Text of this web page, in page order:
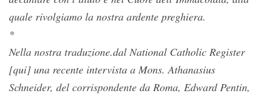
quale rivolgiamo la nostra ardente preghiera.
*
Nella nostra traduzione.dal National Catholic Register
[qui] una recente intervista a Mons. Athanasius
Schneider, del corrispondente da Roma, Edward Pentin,